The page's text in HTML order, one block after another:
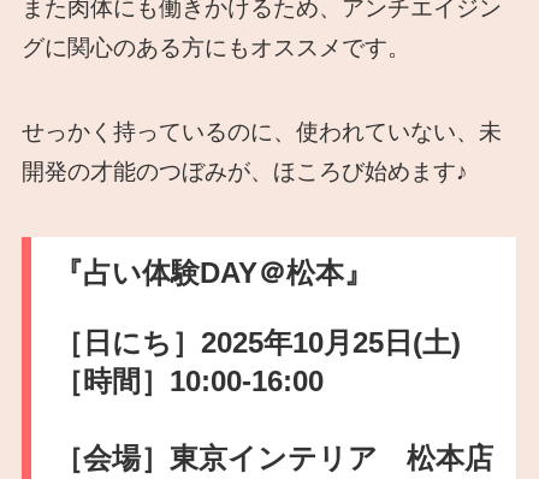
また肉体にも働きかけるため、アンチエイジン
グに関心のある方にもオススメです。
せっかく持っているのに、使われていない、未
開発の才能のつぼみが、ほころび始めます♪
『占い体験DAY＠松本』
［日にち］2025年10月25日(土)
［時間］10:00-16:00
［会場］東京インテリア 松本店